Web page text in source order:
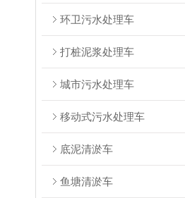
环卫污水处理车
打桩泥浆处理车
城市污水处理车
移动式污水处理车
底泥清淤车
鱼塘清淤车